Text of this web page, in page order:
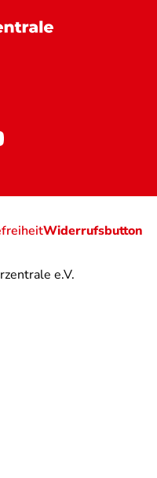
e.V.
Widerrufsbutton